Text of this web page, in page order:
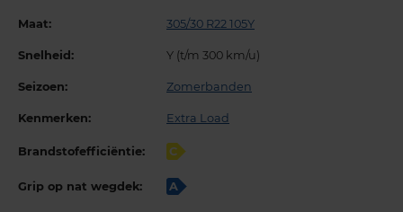
Maat: 305/30 R22 105Y
Snelheid: Y (t/m 300 km/u)
Seizoen: Zomerbanden
Kenmerken: Extra Load
Brandstofefficiëntie: C
Grip op nat wegdek: A